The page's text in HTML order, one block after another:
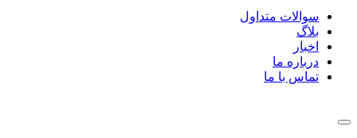
سوالات متداول
بلاگ
اخبار
درباره ما
تماس با ما